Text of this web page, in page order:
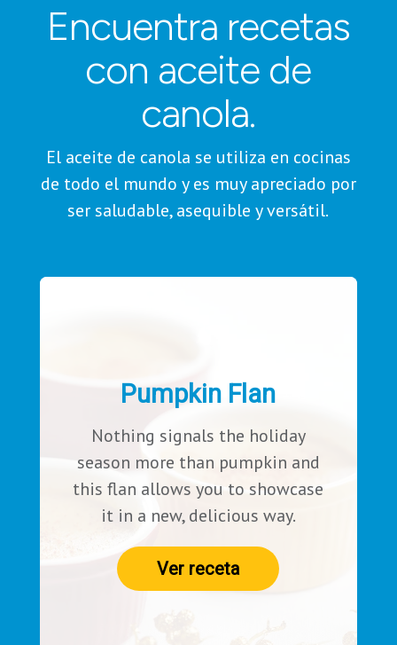
Encuentra recetas
con aceite de
canola.
El aceite de canola se utiliza en cocinas
de todo el mundo y es muy apreciado por
ser saludable, asequible y versátil.
Pumpkin Flan
Nothing signals the holiday
season more than pumpkin and
this flan allows you to showcase
it in a new, delicious way.
Ver receta